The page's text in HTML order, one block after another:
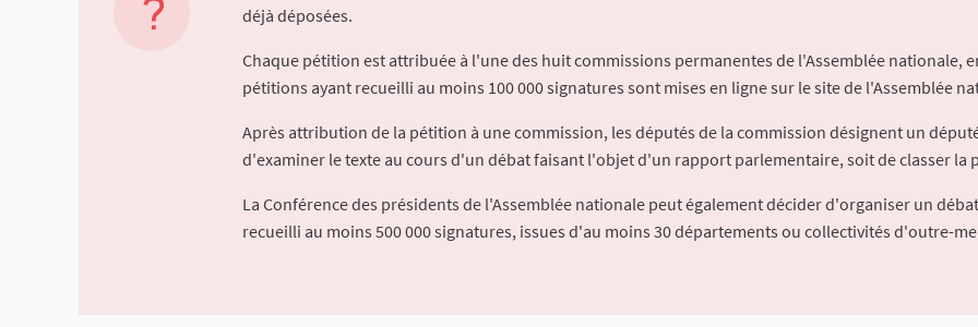
déjà déposées.
Chaque pétition est attribuée à l'une des huit commissions permanentes de l'Assemblée nationale,
pétitions ayant recueilli au moins 100 000 signatures sont mises en ligne sur le site de l'Assemblée
Après attribution de la pétition à une commission, les députés de la commission désignent un
d'examiner le texte au cours d'un débat faisant l'objet d'un rapport parlementaire, soit de classer la
La Conférence des présidents de l'Assemblée nationale peut également décider d'organiser un
recueilli au moins 500 000 signatures, issues d'au moins 30 départements ou collectivités d'outre-